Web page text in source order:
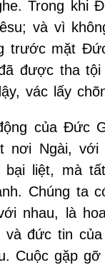
Trong khi
và vì
trước mặt
được tha
vác lấy
của Đức
nơi Ngài,
liệt, mà
Chúng ta
nhau, là
đức tin
Cuộc gặp